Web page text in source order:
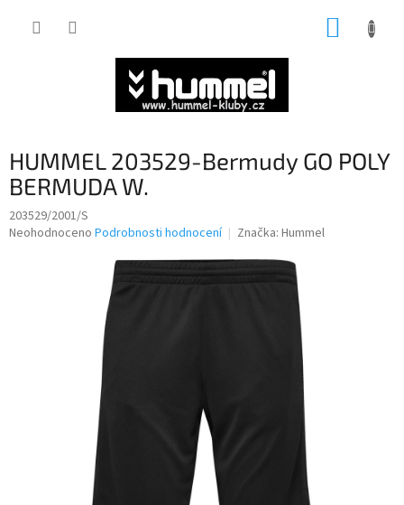
HUMMEL 203529-Bermudy GO POLY
BERMUDA W.
203529/2001/S
Průměrné
Neohodnoceno Podrobnosti hodnocení Značka: Hummel